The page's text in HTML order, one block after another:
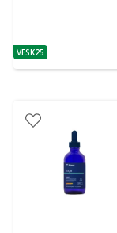
patarimas
VESK25